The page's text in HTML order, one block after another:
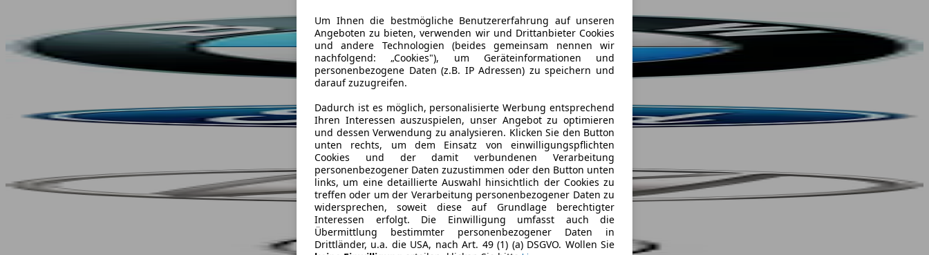
Um Ihnen die bestmögliche Benutzererfahrung auf unseren
Angeboten zu bieten, verwenden wir und Drittanbieter Cookies
und andere Technologien (beides gemeinsam nennen wir
nachfolgend: „Cookies"), um Geräteinformationen und
personenbezogene Daten (z.B. IP Adressen) zu speichern und
darauf zuzugreifen.
Dadurch ist es möglich, personalisierte Werbung entsprechend
Ihren Interessen auszuspielen, unser Angebot zu optimieren
und dessen Verwendung zu analysieren. Klicken Sie den Button
unten rechts, um dem Einsatz von einwilligungspflichten
Cookies und der damit verbundenen Verarbeitung
personenbezogener Daten zuzustimmen oder den Button unten
links, um eine detaillierte Auswahl hinsichtlich der Cookies zu
treffen oder um der Verarbeitung personenbezogener Daten zu
widersprechen, soweit diese auf Grundlage berechtigter
Interessen erfolgt. Die Einwilligung umfasst auch die
Übermittlung bestimmter personenbezogener Daten in
Drittländer, u.a. die USA, nach Art. 49 (1) (a) DSGVO. Wollen Sie